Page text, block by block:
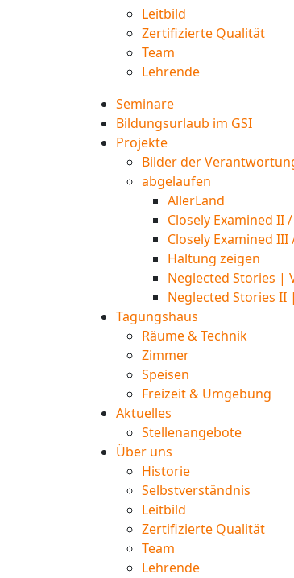
Leitbild
Zertifizierte Qualität
Team
Lehrende
Seminare
Bildungsurlaub im GSI
Projekte
Bilder der
abgelaufen
AllerLand
Closely Examined II
Closely Examined
Haltung zeigen
Neglected Stories |
Neglected Stories II
Tagungshaus
Räume & Technik
Zimmer
Speisen
Freizeit & Umgebung
Aktuelles
Stellenangebote
Über uns
Historie
Selbstverständnis
Leitbild
Zertifizierte Qualität
Team
Lehrende